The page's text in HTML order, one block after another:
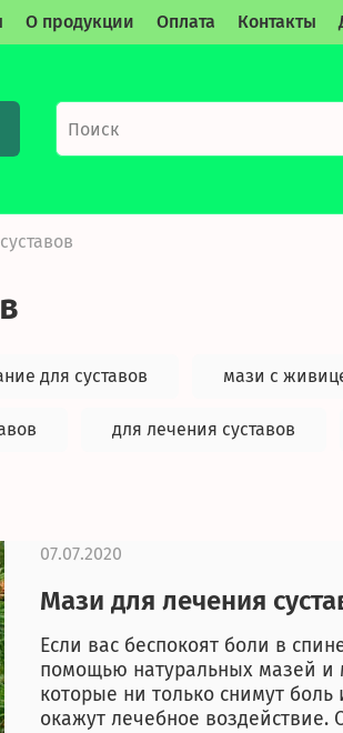
О продукции Оплата Контакты
для суставов мази с
для лечения суставов
Мази для лечения
Если вас беспокоят боли в
помощью натуральных мазей и
которые ни только снимут
окажут лечебное воздействие.
07.07.2020